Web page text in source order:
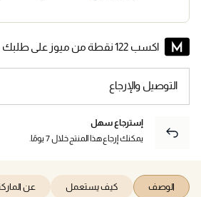
اكسب 122 نقطة من ميوز على طلبك -
التوصيل والإرجاع
إسترجاع سهل
يمكنك إرجاع هذا المنتج خلال 7 يومًا.
الوصف كيف يستعمل عن